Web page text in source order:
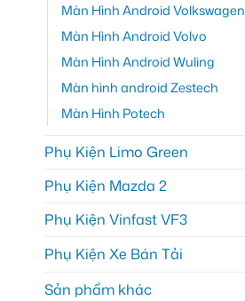
Màn Hình Android Volkswagen
Màn Hình Android Volvo
Màn Hình Android Wuling
Màn hình android Zestech
Màn Hình Potech
Phụ Kiện Limo Green
Phụ Kiện Mazda 2
Phụ Kiện Vinfast VF3
Phụ Kiện Xe Bán Tải
Sản phẩm khác